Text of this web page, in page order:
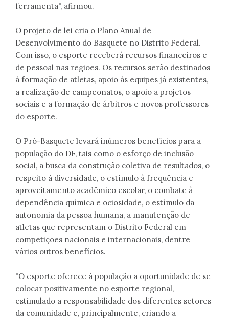
ferramenta", afirmou.
O projeto de lei cria o Plano Anual de
Desenvolvimento do Basquete no Distrito Federal.
Com isso, o esporte receberá recursos financeiros e
de pessoal nas regiões. Os recursos serão destinados
à formação de atletas, apoio às equipes já existentes,
a realização de campeonatos, o apoio a projetos
sociais e a formação de árbitros e novos professores
do esporte.
O Pró-Basquete levará inúmeros benefícios para a
população do DF, tais como o esforço de inclusão
social, a busca da construção coletiva de resultados, o
respeito à diversidade, o estímulo à frequência e
aproveitamento acadêmico escolar, o combate à
dependência química e ociosidade, o estímulo da
autonomia da pessoa humana, a manutenção de
atletas que representam o Distrito Federal em
competições nacionais e internacionais, dentre
vários outros benefícios.
"O esporte oferece à população a oportunidade de se
colocar positivamente no esporte regional,
estimulado a responsabilidade dos diferentes setores
da comunidade e, principalmente, criando a